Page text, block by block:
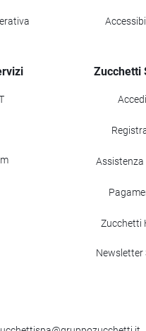
Zucchetti
Accedi
Assistenza
Zucchetti
Newsletter